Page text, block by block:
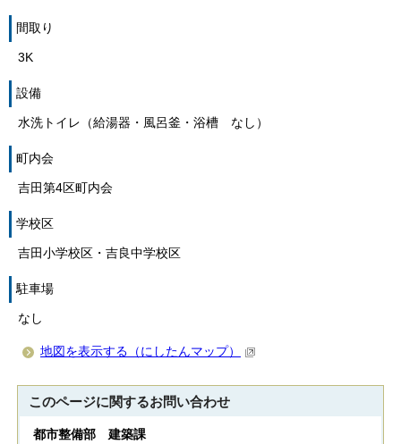
間取り
3K
設備
水洗トイレ（給湯器・風呂釜・浴槽 なし）
町内会
吉田第4区町内会
学校区
吉田小学校区・吉良中学校区
駐車場
なし
地図を表示する（にしたんマップ）
このページに関するお問い合わせ
都市整備部 建築課